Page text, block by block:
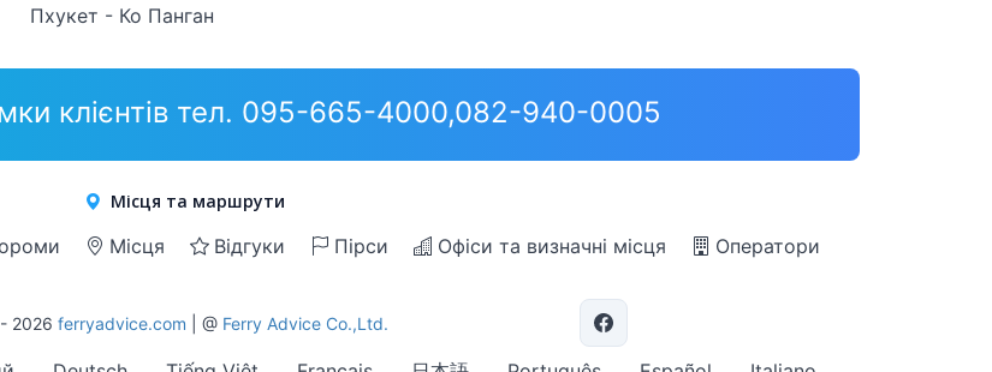
Пхукет - Ко Панган
клієнтів тел. 095-665-4000,082-940-0005
Місця та маршрути
Місця Відгуки Пірси Офіси та визначні місця Оператори
2026 ferryadvice.com | @ Ferry Advice Co.,Ltd.